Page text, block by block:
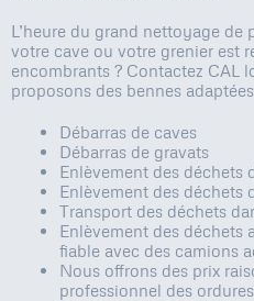
L’heure du grand nettoyage de
votre cave ou votre grenier est
encombrants ? Contactez CAL
proposons des bennes
Débarras de caves
Débarras de gravats
Enlèvement des déchets
Enlèvement des déchets
Transport des déchets
Enlèvement des déchets
fiable avec des camions
Nous offrons des prix
professionnel des